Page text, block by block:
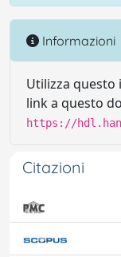
Informazioni
Utilizza
link a questo
https://
Citazioni